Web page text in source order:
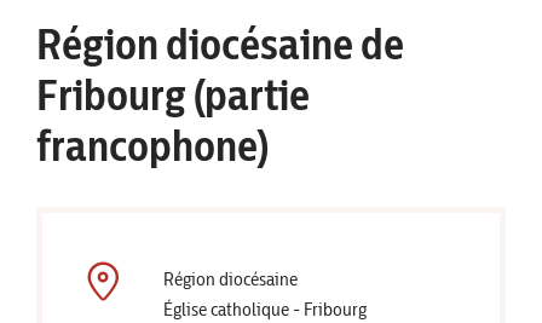
Région diocésaine de
Fribourg (partie
francophone)
Région diocésaine
Église catholique - Fribourg